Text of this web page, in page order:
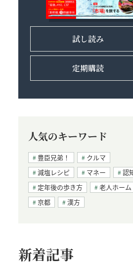
試し読み
定期購読
人気のキーワード
豊臣兄弟！
クルマ
減塩レシピ
マネー
認
定年後の歩き方
老人ホーム
京都
漢方
新着記事